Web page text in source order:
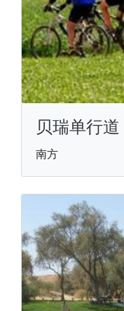
贝瑞单行
南方